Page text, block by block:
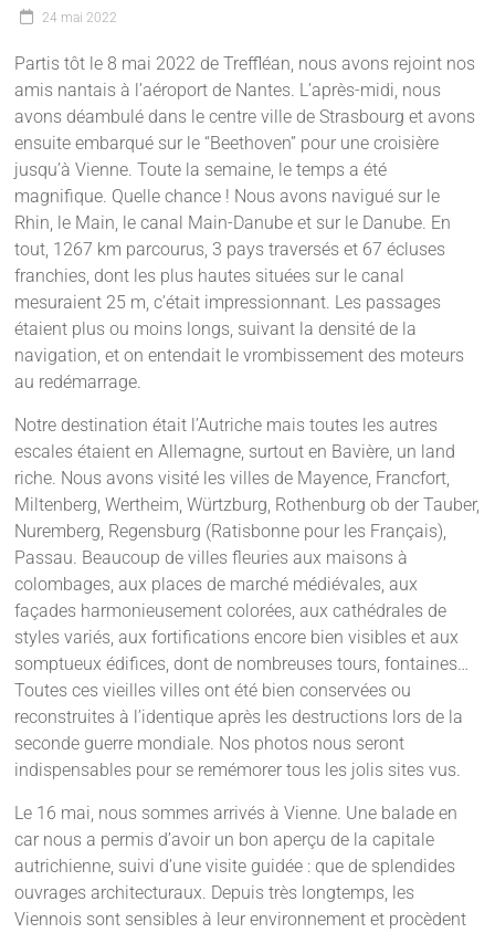
24 mai 2022
Partis tôt le 8 mai 2022 de Treffléan, nous avons rejoint nos
amis nantais à l’aéroport de Nantes. L’après-midi, nous
avons déambulé dans le centre ville de Strasbourg et avons
ensuite embarqué sur le “Beethoven” pour une croisière
jusqu’à Vienne. Toute la semaine, le temps a été
magnifique. Quelle chance ! Nous avons navigué sur le
Rhin, le Main, le canal Main-Danube et sur le Danube. En
tout, 1267 km parcourus, 3 pays traversés et 67 écluses
franchies, dont les plus hautes situées sur le canal
mesuraient 25 m, c’était impressionnant. Les passages
étaient plus ou moins longs, suivant la densité de la
navigation, et on entendait le vrombissement des moteurs
au redémarrage.
Notre destination était l’Autriche mais toutes les autres
escales étaient en Allemagne, surtout en Bavière, un land
riche. Nous avons visité les villes de Mayence, Francfort,
Miltenberg, Wertheim, Würtzburg, Rothenburg ob der Tauber,
Nuremberg, Regensburg (Ratisbonne pour les Français),
Passau. Beaucoup de villes fleuries aux maisons à
colombages, aux places de marché médiévales, aux
façades harmonieusement colorées, aux cathédrales de
styles variés, aux fortifications encore bien visibles et aux
somptueux édifices, dont de nombreuses tours, fontaines…
Toutes ces vieilles villes ont été bien conservées ou
reconstruites à l’identique après les destructions lors de la
seconde guerre mondiale. Nos photos nous seront
indispensables pour se remémorer tous les jolis sites vus.
Le 16 mai, nous sommes arrivés à Vienne. Une balade en
car nous a permis d’avoir un bon aperçu de la capitale
autrichienne, suivi d’une visite guidée : que de splendides
ouvrages architecturaux. Depuis très longtemps, les
Viennois sont sensibles à leur environnement et procèdent